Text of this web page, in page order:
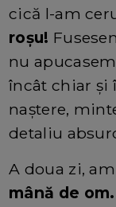
cică l-am
roșu!
nu
încât chiar și
naștere,
detaliu
A doua zi,
mână de om.